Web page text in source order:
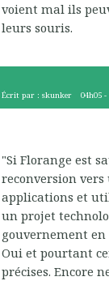
voient mal ils
leurs souris.
Écrit par : skunker 04h05 -
"Si Florange est
reconversion
applications et
un projet
gouvernement
Oui et pourtant
précises. Encore